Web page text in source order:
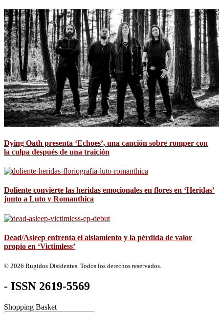
Dying Oath presenta ‘Echoes’, una canción sobre romper con
la culpa después de una traición
Doliente convierte las heridas emocionales en flores en ‘Heridas’
junto a Luto y Romanthica
Dead/Asleep enfrenta el aislamiento y la pérdida de valor
propio en ‘Victimless’
© 2026 Rugidos Disidentes. Todos los derechos reservados.
- ISSN 2619-5569
Shopping Basket